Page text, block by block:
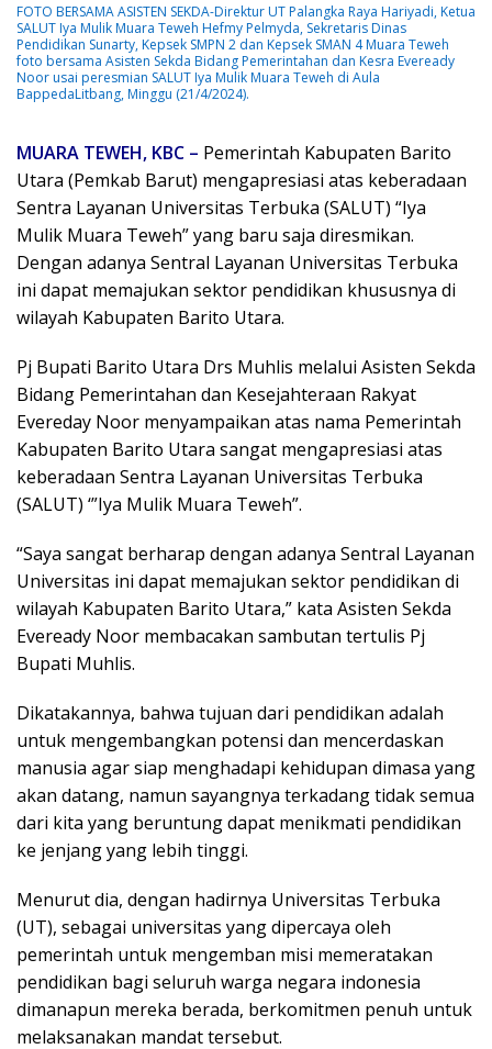
FOTO BERSAMA ASISTEN SEKDA-Direktur UT Palangka Raya Hariyadi, Ketua
SALUT Iya Mulik Muara Teweh Hefmy Pelmyda, Sekretaris Dinas
Pendidikan Sunarty, Kepsek SMPN 2 dan Kepsek SMAN 4 Muara Teweh
foto bersama Asisten Sekda Bidang Pemerintahan dan Kesra Eveready
Noor usai peresmian SALUT Iya Mulik Muara Teweh di Aula
BappedaLitbang, Minggu (21/4/2024).
MUARA TEWEH, KBC – Pemerintah Kabupaten Barito
Utara (Pemkab Barut) mengapresiasi atas keberadaan
Sentra Layanan Universitas Terbuka (SALUT) “Iya
Mulik Muara Teweh” yang baru saja diresmikan.
Dengan adanya Sentral Layanan Universitas Terbuka
ini dapat memajukan sektor pendidikan khususnya di
wilayah Kabupaten Barito Utara.
Pj Bupati Barito Utara Drs Muhlis melalui Asisten Sekda
Bidang Pemerintahan dan Kesejahteraan Rakyat
Evereday Noor menyampaikan atas nama Pemerintah
Kabupaten Barito Utara sangat mengapresiasi atas
keberadaan Sentra Layanan Universitas Terbuka
(SALUT) ‘”Iya Mulik Muara Teweh”.
“Saya sangat berharap dengan adanya Sentral Layanan
Universitas ini dapat memajukan sektor pendidikan di
wilayah Kabupaten Barito Utara,” kata Asisten Sekda
Eveready Noor membacakan sambutan tertulis Pj
Bupati Muhlis.
Dikatakannya, bahwa tujuan dari pendidikan adalah
untuk mengembangkan potensi dan mencerdaskan
manusia agar siap menghadapi kehidupan dimasa yang
akan datang, namun sayangnya terkadang tidak semua
dari kita yang beruntung dapat menikmati pendidikan
ke jenjang yang lebih tinggi.
Menurut dia, dengan hadirnya Universitas Terbuka
(UT), sebagai universitas yang dipercaya oleh
pemerintah untuk mengemban misi memeratakan
pendidikan bagi seluruh warga negara indonesia
dimanapun mereka berada, berkomitmen penuh untuk
melaksanakan mandat tersebut.